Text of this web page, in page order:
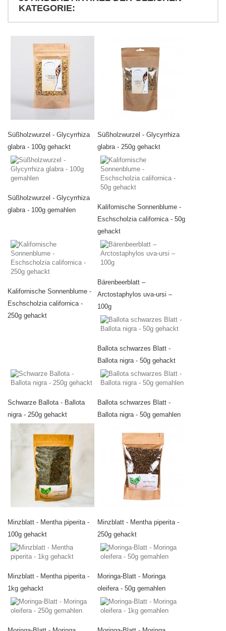
KATEGORIE:
Süßholzwurzel - Glycyrrhiza
glabra - 100g gehackt
Süßholzwurzel - Glycyrrhiza
glabra - 250g gehackt
Süßholzwurzel - Glycyrrhiza
glabra - 100g gemahlen
Kalifornische Sonnenblume -
Eschscholzia californica - 50g
gehackt
Kalifornische Sonnenblume -
Eschscholzia californica -
250g gehackt
Bärenbeerblatt –
Arctostaphylos uva-ursi –
100g
Ballota schwarzes Blatt -
Ballota nigra - 50g gehackt
Schwarze Ballota - Ballota
nigra - 250g gehackt
Ballota schwarzes Blatt -
Ballota nigra - 50g gemahlen
Minzblatt - Mentha piperita -
100g gehackt
Minzblatt - Mentha piperita -
250g gehackt
Minzblatt - Mentha piperita -
1kg gehackt
Moringa-Blatt - Moringa
oleifera - 50g gemahlen